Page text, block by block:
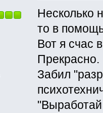
Несколько
то в
Вот я счас
Прекрасно.
Забил
"Выработай